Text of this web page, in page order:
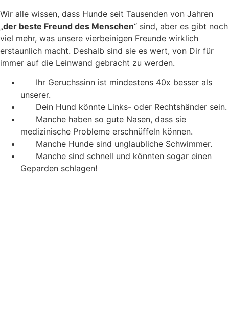
Wir alle wissen, dass Hunde seit Tausenden von Jahren
„der beste Freund des Menschen“ sind, aber es gibt noch
viel mehr, was unsere vierbeinigen Freunde wirklich
erstaunlich macht. Deshalb sind sie es wert, von Dir für
immer auf die Leinwand gebracht zu werden.
Ihr Geruchssinn ist mindestens 40x besser als
unserer.
Dein Hund könnte Links- oder Rechtshänder sein.
Manche haben so gute Nasen, dass sie
medizinische Probleme erschnüffeln können.
Manche Hunde sind unglaubliche Schwimmer.
Manche sind schnell und könnten sogar einen
Geparden schlagen!